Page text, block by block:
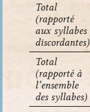
Total
(rapporté
aux syllabes
discordantes)
Total
(rapporté à
l’ensemble
des syllabes)